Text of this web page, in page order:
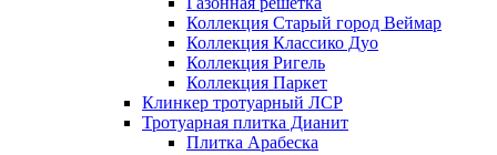
Коллекция Старый город Веймар
Коллекция Классико Дуо
Коллекция Ригель
Коллекция Паркет
Клинкер тротуарный ЛСР
Тротуарная плитка Дианит
Плитка Арабеска